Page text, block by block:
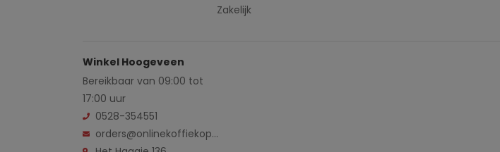
Zakelijk
Winkel Hoogeveen
Bereikbaar van 09:00 tot
17:00 uur
0528-354551
orders@onlinekoffiekopen.nl